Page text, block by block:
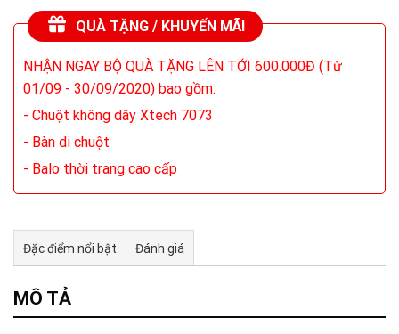
QUÀ TẶNG / KHUYẾN MÃI
NHẬN NGAY BỘ QUÀ TẶNG LÊN TỚI 600.000Đ (Từ
01/09 - 30/09/2020) bao gồm:
- Chuột không dây Xtech 7073
- Bàn di chuột
- Balo thời trang cao cấp
Đặc điểm nổi bật Đánh giá
Tư vấn & bán hàng qua Facebook
MÔ TẢ